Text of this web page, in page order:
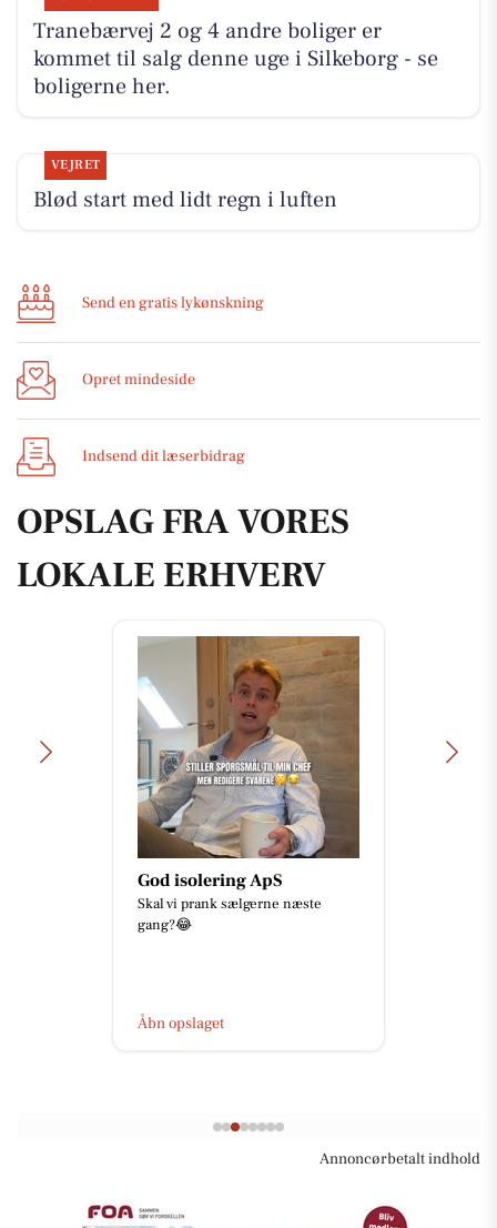
Tranebærvej 2 og 4 andre boliger er
kommet til salg denne uge i Silkeborg - se
boligerne her.
VEJRET
Blød start med lidt regn i luften
Send en gratis lykønskning
Opret mindeside
Indsend dit læserbidrag
OPSLAG FRA VORES
LOKALE ERHVERV
God isolering ApS
Skal vi prank sælgerne næste
gang?😂
Åbn opslaget
Annoncørbetalt indhold